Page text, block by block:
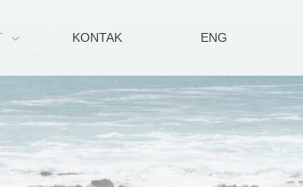
KONTAK ENG